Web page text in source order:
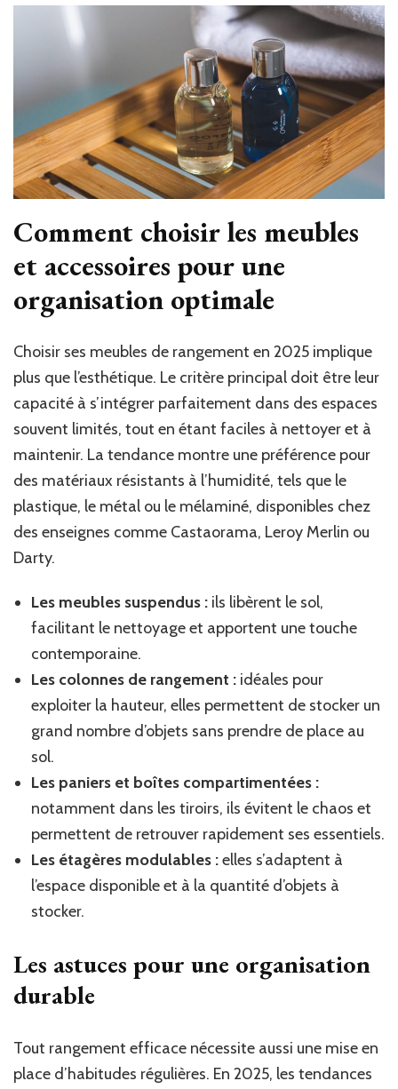
Comment choisir les meubles
et accessoires pour une
organisation optimale
Choisir ses meubles de rangement en 2025 implique
plus que l’esthétique. Le critère principal doit être leur
capacité à s’intégrer parfaitement dans des espaces
souvent limités, tout en étant faciles à nettoyer et à
maintenir. La tendance montre une préférence pour
des matériaux résistants à l’humidité, tels que le
plastique, le métal ou le mélaminé, disponibles chez
des enseignes comme Castaorama, Leroy Merlin ou
Darty.
Les meubles suspendus : ils libèrent le sol,
facilitant le nettoyage et apportent une touche
contemporaine.
Les colonnes de rangement : idéales pour
exploiter la hauteur, elles permettent de stocker un
grand nombre d’objets sans prendre de place au
sol.
Les paniers et boîtes compartimentées :
notamment dans les tiroirs, ils évitent le chaos et
permettent de retrouver rapidement ses essentiels.
Les étagères modulables :elles s’adaptent à
l’espace disponible et à la quantité d’objets à
stocker.
Les astuces pour une organisation
durable
Tout rangement efficace nécessite aussi une mise en
place d’habitudes régulières. En 2025, les tendances